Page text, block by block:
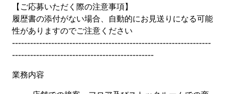
【ご応募いただく際の注意事項】
履歴書の添付がない場合、自動的にお見送りになる可能
性がありますのでご注意ください
------------------------------------------------------------------
-----------------------------------------------
業務内容